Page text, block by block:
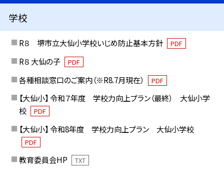
学校
R８ 堺市立大仙小学校いじめ防止基本方針 PDF
R８ 大仙の子 PDF
各種相談窓口のご案内（※R8.7月現在） PDF
【大仙小】 令和７年度 学校力向上プラン（最終） 大仙小学
校
PDF
【大仙小】 令和8年度 学校力向上プラン 大仙小学校
PDF
教育委員会HP TXT